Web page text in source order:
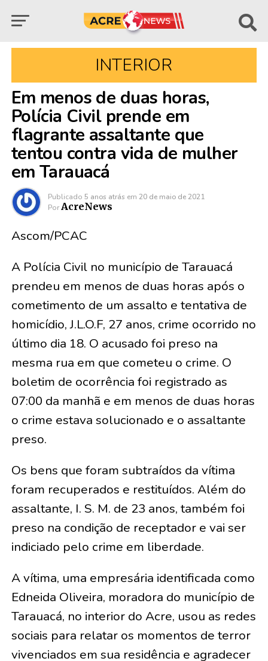
INTERIOR
Em menos de duas horas,
Polícia Civil prende em
flagrante assaltante que
tentou contra vida de mulher
em Tarauacá
Publicado 5 anos atrás em 20 de maio de 2021
Por AcreNews
Ascom/PCAC
A Polícia Civil no município de Tarauacá
prendeu em menos de duas horas após o
cometimento de um assalto e tentativa de
homicídio, J.L.O.F, 27 anos, crime ocorrido no
último dia 18. O acusado foi preso na
mesma rua em que cometeu o crime. O
boletim de ocorrência foi registrado as
07:00 da manhã e em menos de duas horas
o crime estava solucionado e o assaltante
preso.
Os bens que foram subtraídos da vítima
foram recuperados e restituídos. Além do
assaltante, I. S. M. de 23 anos, também foi
preso na condição de receptador e vai ser
indiciado pelo crime em liberdade.
A vítima, uma empresária identificada como
Edneida Oliveira, moradora do município de
Tarauacá, no interior do Acre, usou as redes
sociais para relatar os momentos de terror
vivenciados em sua residência e agradecer